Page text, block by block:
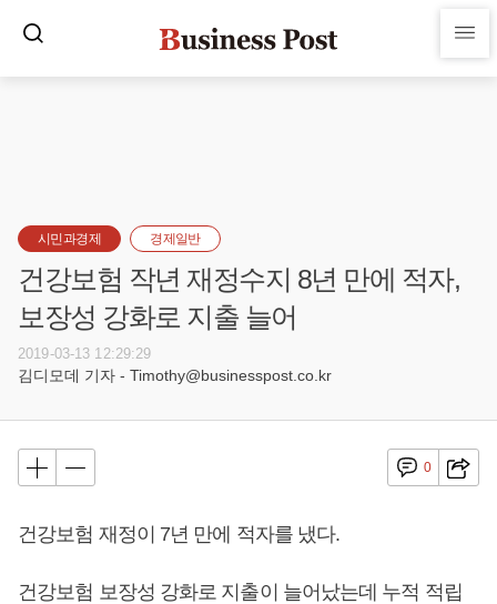
시민과경제 경제일반
건강보험 작년 재정수지 8년 만에 적자,
보장성 강화로 지출 늘어
2019-03-13 12:29:29
김디모데 기자 - Timothy@businesspost.co.kr
0
건강보험 재정이 7년 만에 적자를 냈다.
건강보험 보장성 강화로 지출이 늘어났는데 누적 적립